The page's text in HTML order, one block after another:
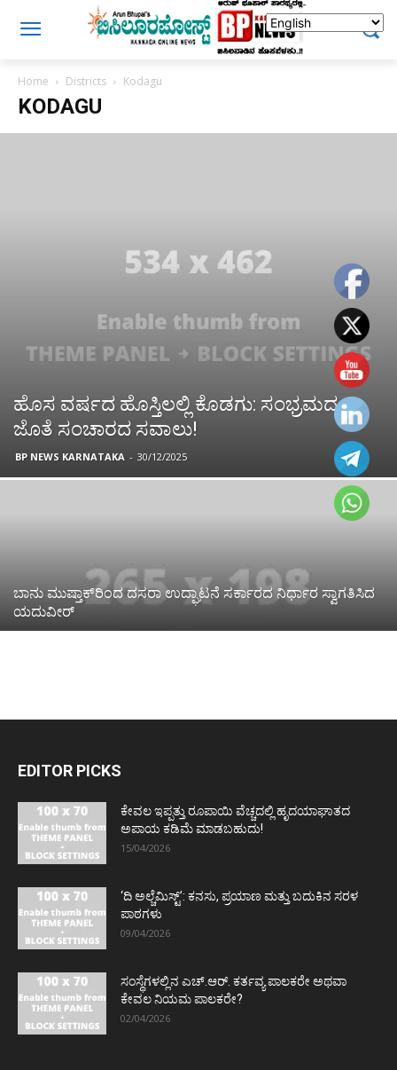
Home Districts Kodagu
KODAGU
ಹೊಸ ವರ್ಷದ ಹೊಸ್ತಿಲಲ್ಲಿ ಕೊಡಗು: ಸಂಭ್ರಮದ
ಜೊತೆ ಸಂಚಾರದ ಸವಾಲು!
BP NEWS KARNATAKA - 30/12/2025
ಬಾನು ಮುಷ್ತಾಕ್‌ರಿಂದ ದಸರಾ ಉದ್ಘಾಟನೆ ಸರ್ಕಾರದ ನಿರ್ಧಾರ ಸ್ವಾಗತಿಸಿದ
ಯದುವೀರ್
EDITOR PICKS
ಕೇವಲ ಇಪ್ಪತ್ತು ರೂಪಾಯಿ ವೆಚ್ಚದಲ್ಲಿ ಹೃದಯಾಘಾತದ
ಅಪಾಯ ಕಡಿಮೆ ಮಾಡಬಹುದು!
15/04/2026
‘ದಿ ಅಲ್ಚೆಮಿಸ್ಟ್’: ಕನಸು, ಪ್ರಯಾಣ ಮತ್ತು ಬದುಕಿನ ಸರಳ
ಪಾಠಗಳು
09/04/2026
ಸಂಸ್ಥೆಗಳಲ್ಲಿನ ಎಚ್.ಆರ್. ಕರ್ತವ್ಯ ಪಾಲಕರೇ ಅಥವಾ
ಕೇವಲ ನಿಯಮ ಪಾಲಕರೇ?
02/04/2026